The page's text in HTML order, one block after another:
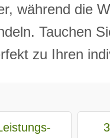
während die
Tauchen
zu Ihren